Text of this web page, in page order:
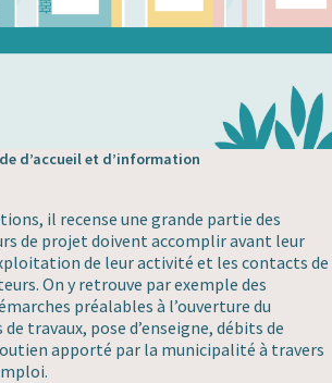
d’accueil et d’information
il recense une grande partie des
de projet doivent accomplir avant leur
de leur activité et les contacts de
On y retrouve par exemple des
préalables à l’ouverture du
travaux, pose d’enseigne, débits de
apporté par la municipalité à travers